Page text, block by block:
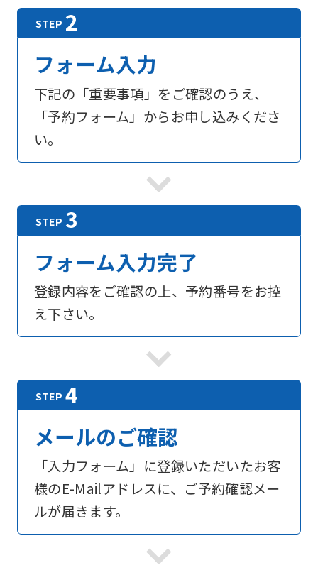
フォーム入力
下記の「重要事項」をご確認のうえ、
「予約フォーム」からお申し込みくださ
い。
フォーム入力完了
登録内容をご確認の上、予約番号をお控
え下さい。
メールのご確認
「入力フォーム」に登録いただいたお客
様のE-Mailアドレスに、ご予約確認メー
ルが届きます。